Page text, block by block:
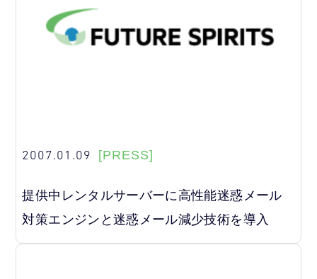
2007.01.09 [PRESS]
提供中レンタルサーバーに高性能迷惑メール
対策エンジンと迷惑メール減少技術を導入